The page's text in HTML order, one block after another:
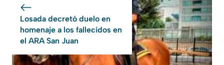
Losada decretó duelo en
homenaje a los fallecidos en
el ARA San Juan